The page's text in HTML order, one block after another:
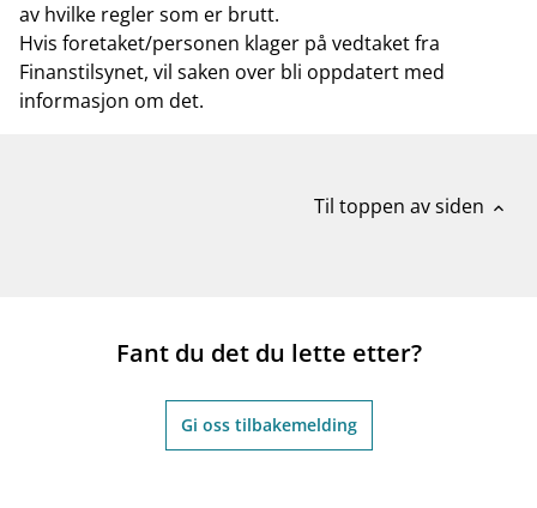
av hvilke regler som er brutt.
Hvis foretaket/personen klager på vedtaket fra
Finanstilsynet, vil saken over bli oppdatert med
informasjon om det.
Til toppen av siden expand_less
Fant du det du lette etter?
Gi oss tilbakemelding